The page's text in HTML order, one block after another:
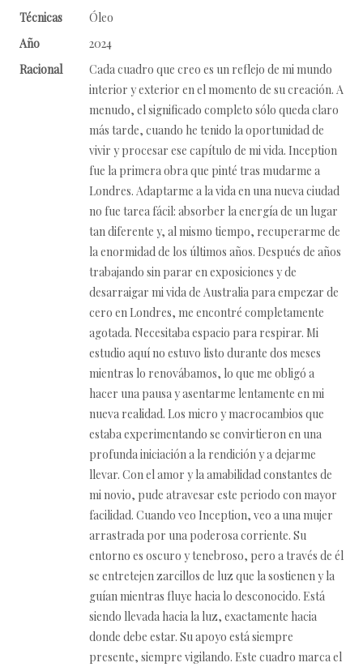
Técnicas
Óleo
Año
2024
Racional
Cada cuadro que creo es un reflejo de mi mundo
interior y exterior en el momento de su creación. A
menudo, el significado completo sólo queda claro
más tarde, cuando he tenido la oportunidad de
vivir y procesar ese capítulo de mi vida. Inception
fue la primera obra que pinté tras mudarme a
Londres. Adaptarme a la vida en una nueva ciudad
no fue tarea fácil: absorber la energía de un lugar
tan diferente y, al mismo tiempo, recuperarme de
la enormidad de los últimos años. Después de años
trabajando sin parar en exposiciones y de
desarraigar mi vida de Australia para empezar de
cero en Londres, me encontré completamente
agotada. Necesitaba espacio para respirar. Mi
estudio aquí no estuvo listo durante dos meses
mientras lo renovábamos, lo que me obligó a
hacer una pausa y asentarme lentamente en mi
nueva realidad. Los micro y macrocambios que
estaba experimentando se convirtieron en una
profunda iniciación a la rendición y a dejarme
llevar. Con el amor y la amabilidad constantes de
mi novio, pude atravesar este periodo con mayor
facilidad. Cuando veo Inception, veo a una mujer
arrastrada por una poderosa corriente. Su
entorno es oscuro y tenebroso, pero a través de él
se entretejen zarcillos de luz que la sostienen y la
guían mientras fluye hacia lo desconocido. Está
siendo llevada hacia la luz, exactamente hacia
donde debe estar. Su apoyo está siempre
presente, siempre vigilando. Este cuadro marca el